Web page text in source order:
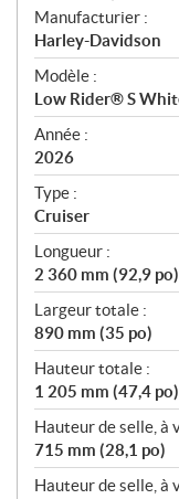
S
p
é
c
i
f
i
c
a
t
i
o
n
s
Manufacturier :
Harley-Davidson
Modèle :
Low Rider® S
Année :
2026
Type :
Cruiser
Longueur :
2 360 mm (92,9 po)
Largeur totale :
890 mm (35 po)
Hauteur totale :
1 205 mm (47,4 po)
Hauteur de selle, à
715 mm (28,1 po)
Hauteur de selle, à